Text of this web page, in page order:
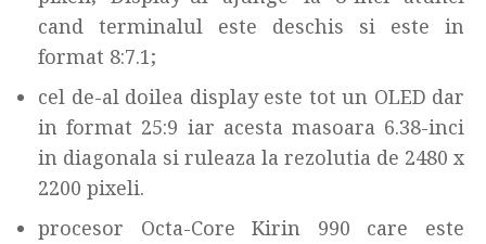
cand terminalul este deschis si este in
format 8:7.1;
cel de-al doilea display este tot un OLED dar
in format 25:9 iar acesta masoara 6.38-inci
in diagonala si ruleaza la rezolutia de 2480 x
2200 pixeli.
procesor Octa-Core Kirin 990 care este